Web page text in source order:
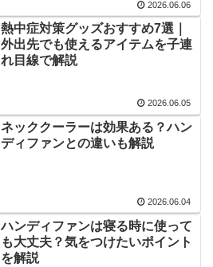
2026.06.06
熱中症対策グッズおすすめ7選｜
外出先でも使えるアイテムを子連
れ目線で解説
2026.06.05
ネッククーラーは効果ある？ハン
ディファンとの違いも解説
2026.06.04
ハンディファンは寝る時に使って
も大丈夫？気をつけたいポイント
を解説